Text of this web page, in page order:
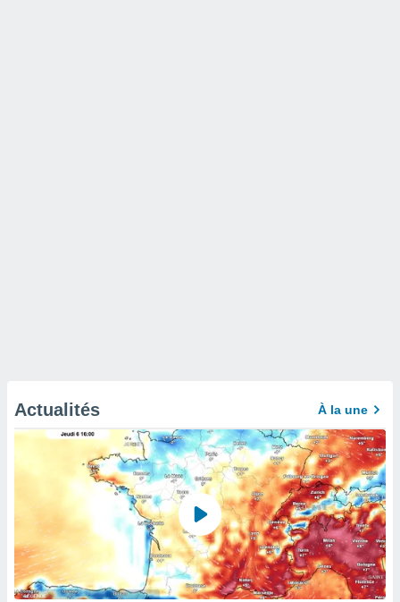
Actualités À la une